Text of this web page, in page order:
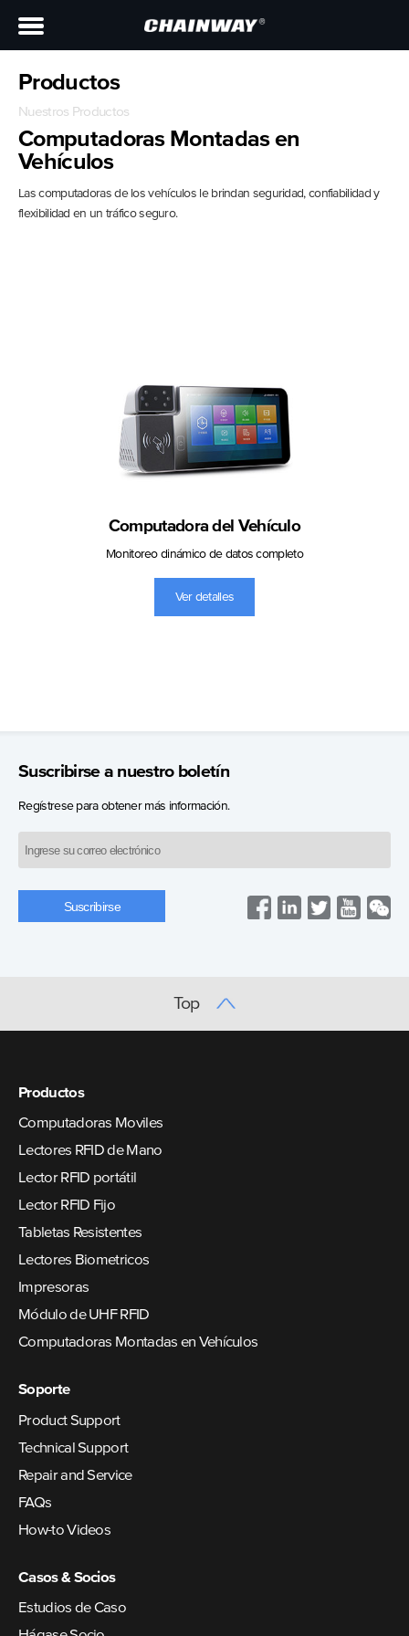
Productos
Nuestros Productos
Computadoras Montadas en
Vehículos
Las computadoras de los vehículos le brindan seguridad, confiabilidad y
flexibilidad en un tráfico seguro.
Computadora del Vehículo
Monitoreo dinámico de datos completo
Ver detalles
Suscribirse a nuestro boletín
Regístrese para obtener más información.
Top
Productos
Computadoras Moviles
Lectores RFID de Mano
Lector RFID portátil
Lector RFID Fijo
Tabletas Resistentes
Lectores Biometricos
Impresoras
Módulo de UHF RFID
Computadoras Montadas en Vehículos
Soporte
Product Support
Technical Support
Repair and Service
FAQs
How-to Videos
Casos & Socios
Estudios de Caso